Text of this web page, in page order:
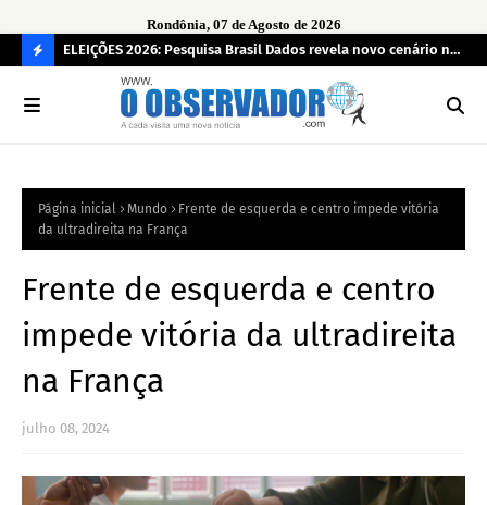
Rondônia, 07 de Agosto de 2026
O
R
mais
ELEIÇÕES 2026: Pesquisa Brasil Dados revela novo cenário na
disputa pelo Governo de Rondônia
Página inicial Mundo
Frente de esquerda e centro impede vitória
da ultradireita na França
Frente de esquerda e centro
impede vitória da ultradireita
na França
julho 08, 2024